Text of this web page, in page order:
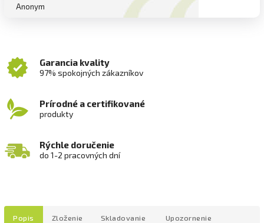
Anonym
Garancia kvality
97% spokojných zákazníkov
Prírodné a certifikované
produkty
Rýchle doručenie
do 1-2 pracovných dní
Popis Zloženie Skladovanie Upozornenie